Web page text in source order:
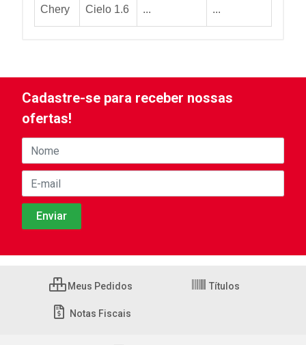
Chery Cielo 1.6 ... ...
Cadastre-se para receber nossas
ofertas!
Meus Pedidos Títulos
Notas Fiscais